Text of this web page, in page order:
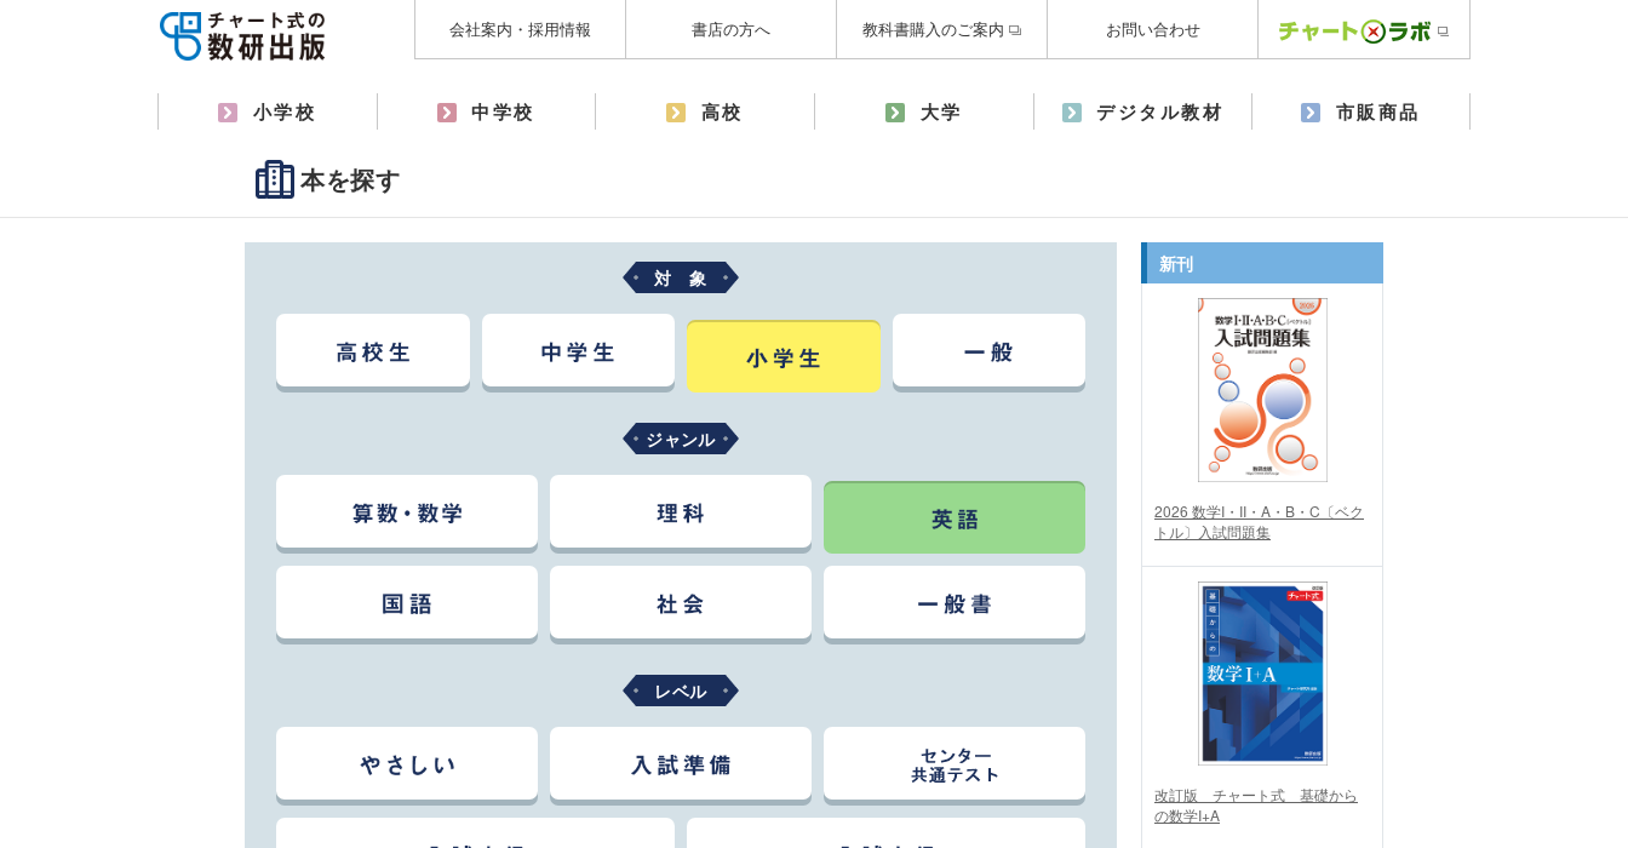
会社案内・採用情報 書店の方へ 教科書購入のご案内 お問い合わせ
小学校 中学校 高校 大学 デジタル教材 市販商品
本を探す
対 象
ジャンル
レベル
新刊
2026 数学I・II・A・B・C〔ベク
トル〕入試問題集
改訂版 チャート式 基礎から
の数学I+A